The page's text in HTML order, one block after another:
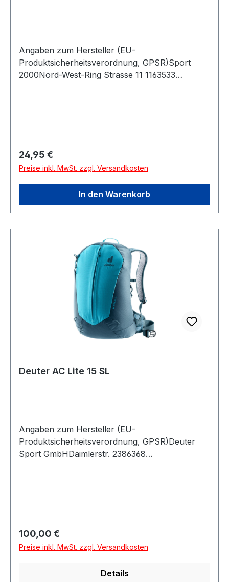
Angaben zum Hersteller (EU-
Produktsicherheitsverordnung, GPSR)Sport
2000Nord-West-Ring Strasse 11 1163533
Regulärer Preis:
24,95 €
Preise inkl. MwSt. zzgl. Versandkosten
In den Warenkorb
Deuter AC Lite 15 SL
Angaben zum Hersteller (EU-
Produktsicherheitsverordnung, GPSR)Deuter
Sport GmbHDaimlerstr. 2386368
Regulärer Preis:
100,00 €
Preise inkl. MwSt. zzgl. Versandkosten
Details